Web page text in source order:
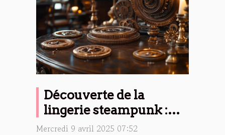
Découverte de la
lingerie steampunk :
Origines et
Mercredi 9 avril 2025 07:52